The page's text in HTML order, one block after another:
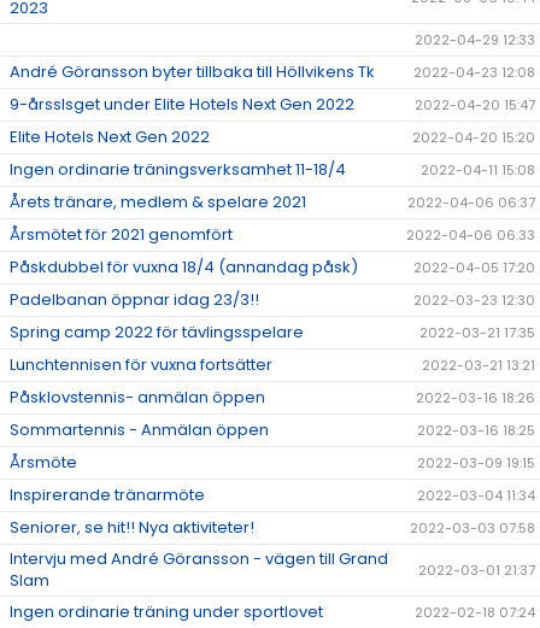
2023
2022-04-29 12:33
André Göransson byter tillbaka till Höllvikens Tk 2022-04-23 12:08
9-årsslsget under Elite Hotels Next Gen 2022 2022-04-20 15:47
Elite Hotels Next Gen 2022 2022-04-20 15:20
Ingen ordinarie träningsverksamhet 11-18/4 2022-04-11 15:08
Årets tränare, medlem & spelare 2021 2022-04-06 06:37
Årsmötet för 2021 genomfört 2022-04-06 06:33
Påskdubbel för vuxna 18/4 (annandag påsk) 2022-04-05 17:20
Padelbanan öppnar idag 23/3!! 2022-03-23 12:30
Spring camp 2022 för tävlingsspelare 2022-03-21 17:35
Lunchtennisen för vuxna fortsätter 2022-03-21 13:21
Påsklovstennis- anmälan öppen 2022-03-16 18:26
Sommartennis - Anmälan öppen 2022-03-16 18:25
Årsmöte 2022-03-09 19:15
Inspirerande tränarmöte 2022-03-04 11:34
Seniorer, se hit!! Nya aktiviteter! 2022-03-03 07:58
Intervju med André Göransson - vägen till Grand
Slam
2022-03-01 21:37
Ingen ordinarie träning under sportlovet 2022-02-18 07:24